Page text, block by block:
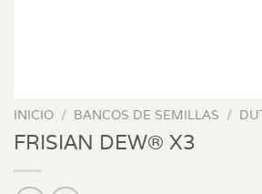
INICIO / BANCOS DE SEMILLAS /
FRISIAN DEW® X3